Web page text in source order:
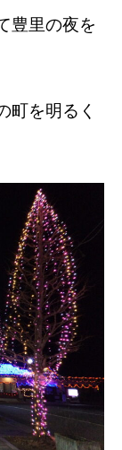
豊里の夜を
町を明るく